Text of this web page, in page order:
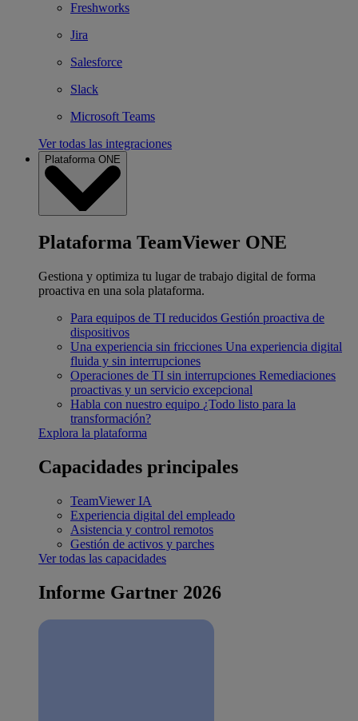
Freshworks
Jira
Salesforce
Slack
Microsoft Teams
Ver todas las integraciones
Plataforma ONE
Plataforma TeamViewer ONE
Gestiona y optimiza tu lugar de trabajo digital de forma
proactiva en una sola plataforma.
Para equipos de TI reducidos Gestión proactiva de
dispositivos
Una experiencia sin fricciones Una experiencia digital
fluida y sin interrupciones
Operaciones de TI sin interrupciones Remediaciones
proactivas y un servicio excepcional
Habla con nuestro equipo ¿Todo listo para la
transformación?
Explora la plataforma
Capacidades principales
TeamViewer IA
Experiencia digital del empleado
Asistencia y control remotos
Gestión de activos y parches
Ver todas las capacidades
Informe Gartner 2026